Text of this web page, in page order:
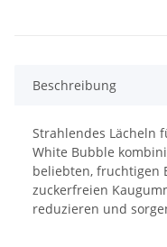
Beschreibung
Strahlendes Lächeln
White Bubble
beliebten, fruchtigen
zuckerfreien
reduzieren und